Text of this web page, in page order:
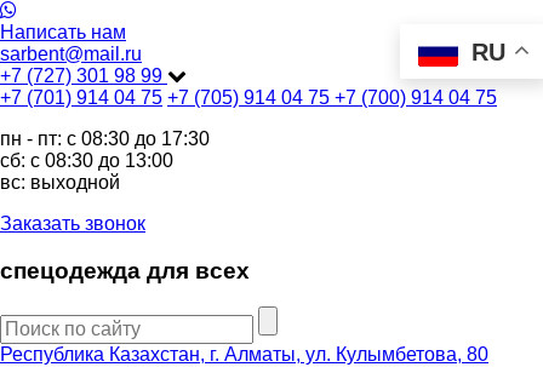
Написать нам
sarbent@mail.ru
+7 (727) 301 98 99
+7 (701) 914 04 75 +7 (705) 914 04 75 +7 (700) 914 04 75
пн - пт: c 08:30 до 17:30
сб: c 08:30 до 13:00
вс: выходной
Заказать звонок
спецодежда для всех
Республика Казахстан, г. Алматы, ул. Кулымбетова, 80
RU